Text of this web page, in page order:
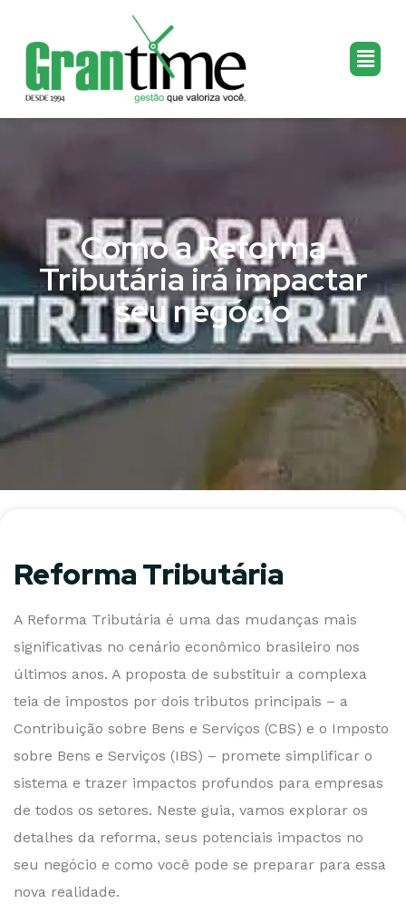
Como a Reforma
Tributária irá impactar
seu negócio
Reforma Tributária
A Reforma Tributária é uma das mudanças mais
significativas no cenário econômico brasileiro nos
últimos anos. A proposta de substituir a complexa
teia de impostos por dois tributos principais – a
Contribuição sobre Bens e Serviços (CBS) e o Imposto
sobre Bens e Serviços (IBS) – promete simplificar o
sistema e trazer impactos profundos para empresas
de todos os setores. Neste guia, vamos explorar os
detalhes da reforma, seus potenciais impactos no
seu negócio e como você pode se preparar para essa
nova realidade.